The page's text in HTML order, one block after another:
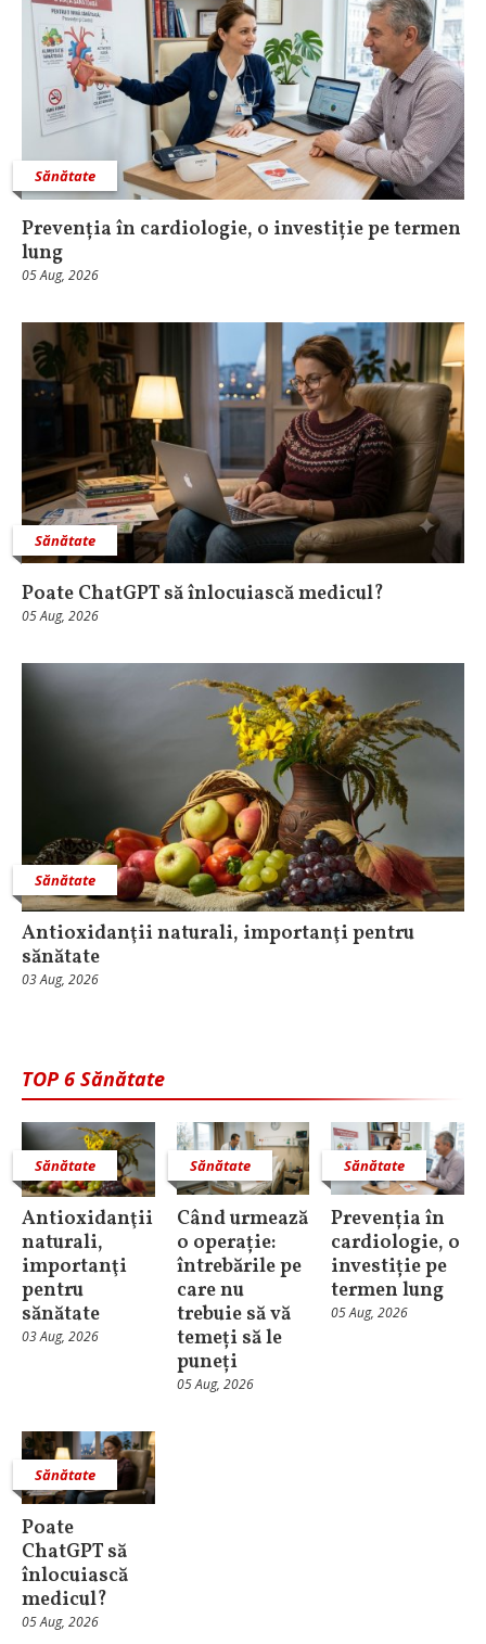
Sănătate
Prevenția în cardiologie, o investiție pe termen
lung
05 Aug, 2026
Sănătate
Poate ChatGPT să înlocuiască medicul?
05 Aug, 2026
Sănătate
Antioxidanţii naturali, importanţi pentru
sănătate
03 Aug, 2026
TOP 6 Sănătate
Sănătate
Antioxidanţii
naturali,
importanţi
pentru
sănătate
03 Aug, 2026
Sănătate
Când urmează
o operație:
întrebările pe
care nu
trebuie să vă
temeți să le
puneți
05 Aug, 2026
Sănătate
Prevenția în
cardiologie, o
investiție pe
termen lung
05 Aug, 2026
Sănătate
Poate
ChatGPT să
înlocuiască
medicul?
05 Aug, 2026